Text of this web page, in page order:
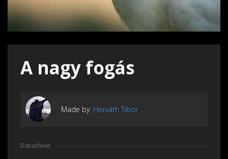
A nagy fogás
Made by: Horváth Tibor
Datasheet